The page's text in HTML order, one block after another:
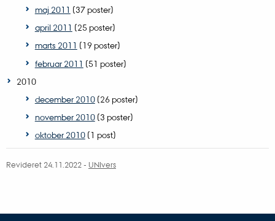
maj 2011 (37 poster)
april 2011 (25 poster)
marts 2011 (19 poster)
februar 2011 (51 poster)
2010
december 2010(26 poster)
november 2010(3 poster)
oktober 2010(1 post)
Revideret 24.11.2022- UNIvers